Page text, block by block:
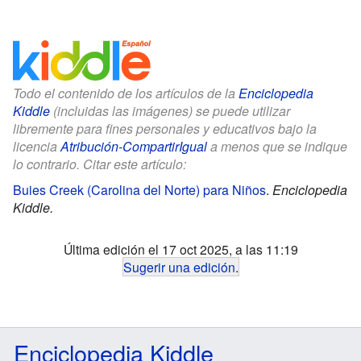
Todo el contenido de los artículos de la Enciclopedia
Kiddle (incluidas las imágenes) se puede utilizar
libremente para fines personales y educativos bajo la
licenciaAtribución-CompartirIguala menos que se indique
lo contrario. Citar este artículo:
Buies Creek (Carolina del Norte) para Niños. Enciclopedia
Kiddle.
Última edición el 17 oct 2025, a las 11:19
Sugerir una edición.
Enciclopedia Kiddle